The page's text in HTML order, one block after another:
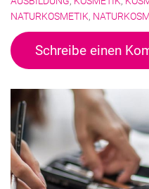
NATURKOSMETIK,
Schreibe einen